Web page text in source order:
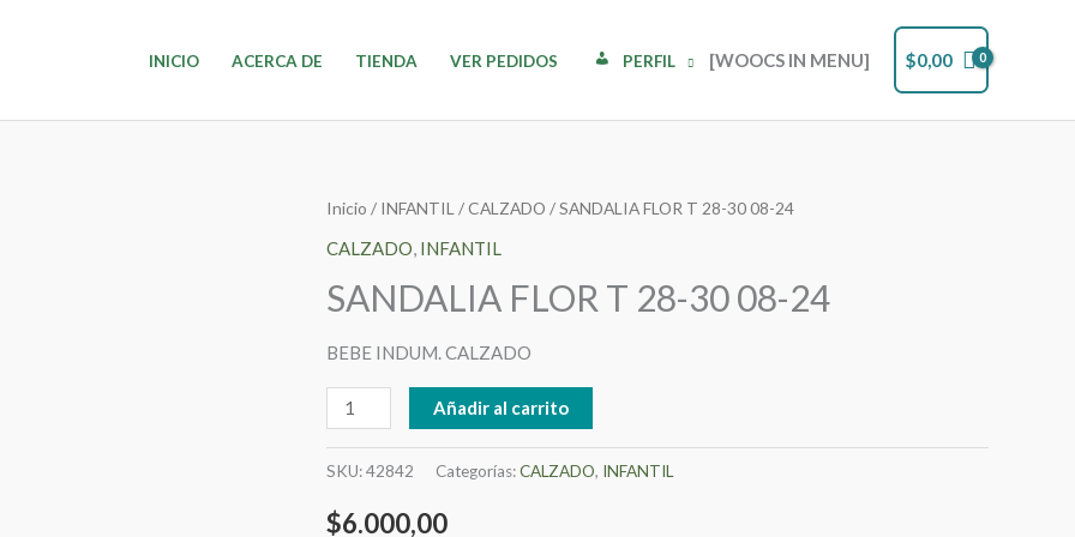
INICIO ACERCA DE TIENDA VER PEDIDOS PERFIL [WOOCS IN MENU] $0,00
Inicio / INFANTIL /CALZADO / SANDALIA FLOR T 28-30 08-24
CALZADO, INFANTIL
SANDALIA FLOR T 28-30 08-24
BEBE INDUM. CALZADO
SANDALIA
FLOR
28-
24
cantidad
Añadir al carrito
SKU:42842 Categorías:CALZADO, INFANTIL
$6.000,00